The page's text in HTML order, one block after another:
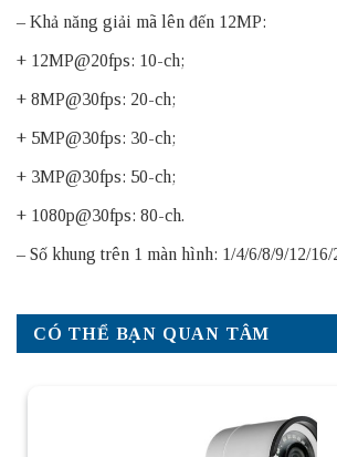
– Khả năng giải mã lên đến 12MP:
+ 12MP@20fps: 10-ch;
+ 8MP@30fps: 20-ch;
+ 5MP@30fps: 30-ch;
+ 3MP@30fps: 50-ch;
+ 1080p@30fps: 80-ch.
– Số khung trên 1 màn hình: 1/4/6/8/9/12/16/
CÓ THỂ BẠN QUAN TÂM